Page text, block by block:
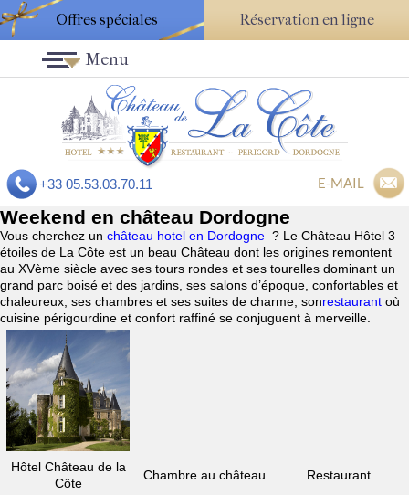
Offres spéciales Réservation en ligne
+33 05.53.03.70.11 E-MAIL
Menu
Weekend en château Dordogne
Vous cherchez un château hotel en Dordogne ? Le Château Hôtel 3
étoiles de La Côte est un beau Château dont les origines remontent
au XVème siècle avec ses tours rondes et ses tourelles dominant un
grand parc boisé et des jardins, ses salons d’époque, confortables et
chaleureux, ses chambres et ses suites de charme, sonrestaurant où
cuisine périgourdine et confort raffiné se conjuguent à merveille.
Hôtel Château de la
Côte
Chambre au château
Restaurant